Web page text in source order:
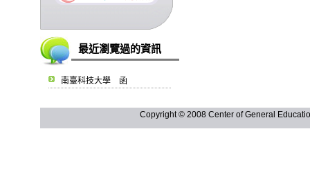
最近瀏覽過的資訊
南臺科技大學 函
Copyright © 2008 Center of General